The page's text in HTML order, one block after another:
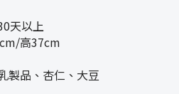
天以上
高37cm
製品、杏仁、大豆